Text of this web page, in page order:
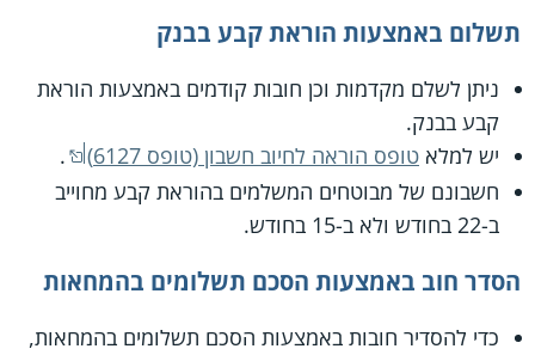
תשלום באמצעות הוראת קבע בבנק
ניתן לשלם מקדמות וכן חובות קודמים באמצעות הוראת
קבע בבנק.
יש למלא טופס הוראה לחיוב חשבון (טופס 6127)
.
חשבונם של מבוטחים המשלמים בהוראת קבע מחוייב
ב-22 בחודש ולא ב-15 בחודש.
הסדר חוב באמצעות הסכם תשלומים בהמחאות
כדי להסדיר חובות באמצעות הסכם תשלומים בהמחאות,